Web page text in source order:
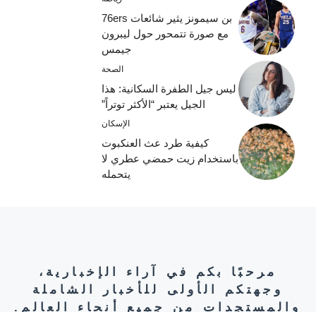
بن سيمونز يثير شائعات 76ers
مع صورة تتمحور حول ليبرون
جيمس
الصحة
ليس جيل الطفرة السكانية: هذا
الجيل يعتبر “الأكثر توتراً”
الإسكان
كيفية طرد عث العنكبوت
باستخدام زيت حمضي عطري لا
يتحمله
مرحبًا بكم في آراء الإخبارية،
وجهتكم الأولى للأخبار الشاملة
والمستجدات من جميع أنحاء العالم.